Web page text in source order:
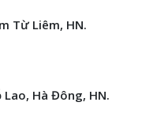
Từ Liêm, HN.
Lao, Hà Đông, HN.